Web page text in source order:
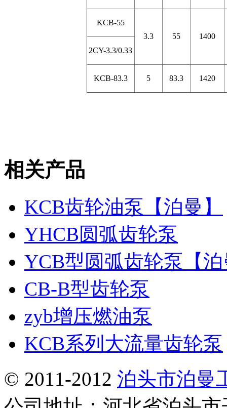
KCB-55
3.3
55
1400
2CY-3.3/0.33
KCB-83.3 5 83.3 1420
相关产品
KCB齿轮油泵【泊曼】
YHCB圆弧齿轮泵
YCB型圆弧齿轮泵【
CB-B型齿轮泵
zyb增压燃油泵
KCB系列大流量齿轮泵
© 2011-2012 泊头市泊曼